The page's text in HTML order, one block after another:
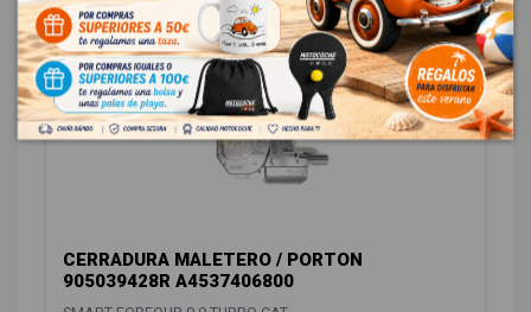
CERRADURA MALETERO / PORTON
905039428R A4537406800